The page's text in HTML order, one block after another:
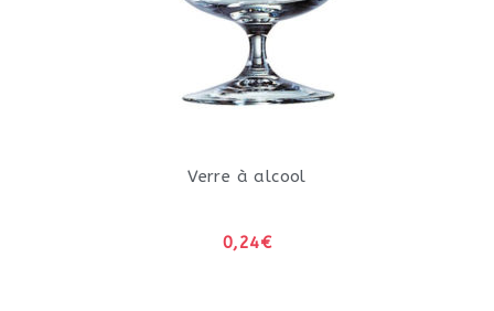
Verre à alcool
0,24€